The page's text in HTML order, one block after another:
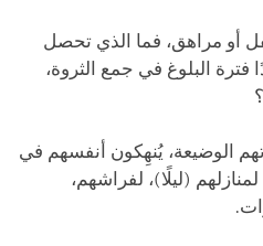
أو مراهق، فما الذي تحصل
فترة البلوغ في جمع الثروة،
الوضيعة، يُنهِكون أنفسهم في
(ليلًا)، لفراشهم،